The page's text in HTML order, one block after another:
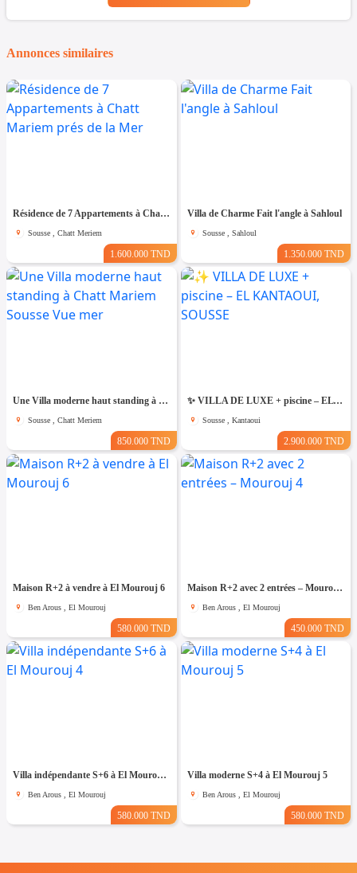
Annonces similaires
Résidence de 7 Appartements à Chatt Mariem prés de la Mer
Sousse , Chatt Meriem
1.600.000 TND
Villa de Charme Fait l'angle à Sahloul
Sousse , Sahloul
1.350.000 TND
Une Villa moderne haut standing à Chatt Mariem Sousse Vue mer
Sousse , Chatt Meriem
850.000 TND
​✨ VILLA DE LUXE + piscine – EL KANTAOUI, SOUSSE
Sousse , Kantaoui
2.900.000 TND
Maison R+2 à vendre à El Mourouj 6
Ben Arous , El Mourouj
580.000 TND
Maison R+2 avec 2 entrées – Mourouj 4
Ben Arous , El Mourouj
450.000 TND
Villa indépendante S+6 à El Mourouj 4
Ben Arous , El Mourouj
580.000 TND
Villa moderne S+4 à El Mourouj 5
Ben Arous , El Mourouj
580.000 TND